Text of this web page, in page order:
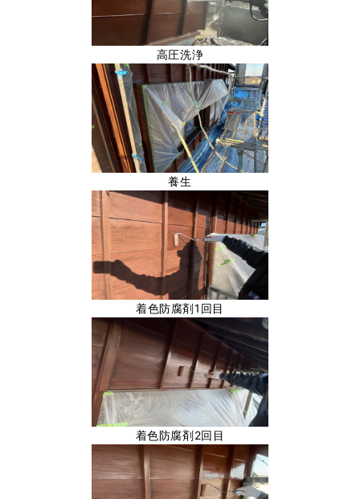
高圧洗浄
養生
着色防腐剤1回目
着色防腐剤2回目